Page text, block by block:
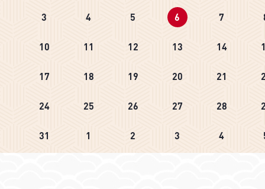
3 4 5 6 7
10 11 12 13 14
17 18 19 20 21
24 25 26 27 28
31 1 2 3 4
Dynamic
and Goal Match in
Graph
Approach for
Assessment